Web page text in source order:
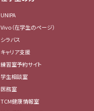
UNIPA
Vivo（在学生のページ）
シラバス
キャリア支援
練習室予約サイト
学生相談室
医務室
TCM健康情報室